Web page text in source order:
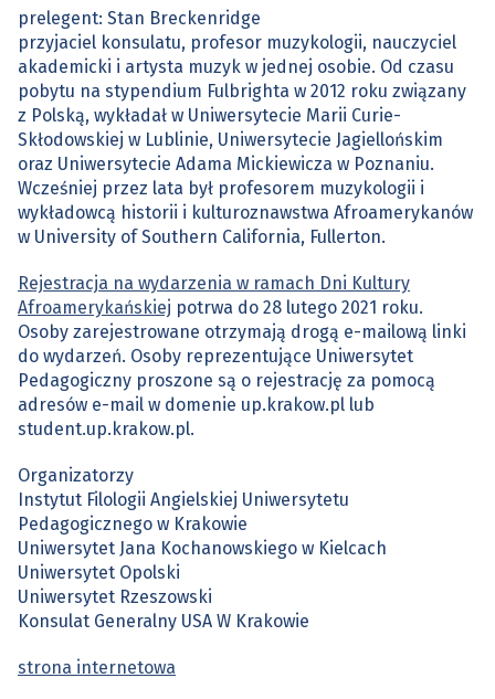
prelegent: Stan Breckenridge
przyjaciel konsulatu, profesor muzykologii, nauczyciel
akademicki i artysta muzyk w jednej osobie. Od czasu
pobytu na stypendium Fulbrighta w 2012 roku związany
z Polską, wykładał w Uniwersytecie Marii Curie-
Skłodowskiej w Lublinie, Uniwersytecie Jagiellońskim
oraz Uniwersytecie Adama Mickiewicza w Poznaniu.
Wcześniej przez lata był profesorem muzykologii i
wykładowcą historii i kulturoznawstwa Afroamerykanów
w University of Southern California, Fullerton.
Rejestracja na wydarzenia w ramach Dni Kultury
Afroamerykańskiej potrwa do 28 lutego 2021 roku.
Osoby zarejestrowane otrzymają drogą e-mailową linki
do wydarzeń. Osoby reprezentujące Uniwersytet
Pedagogiczny proszone są o rejestrację za pomocą
adresów e-mail w domenie up.krakow.pl lub
student.up.krakow.pl.
Organizatorzy
Instytut Filologii Angielskiej Uniwersytetu
Pedagogicznego w Krakowie
Uniwersytet Jana Kochanowskiego w Kielcach
Uniwersytet Opolski
Uniwersytet Rzeszowski
Konsulat Generalny USA W Krakowie
strona internetowa